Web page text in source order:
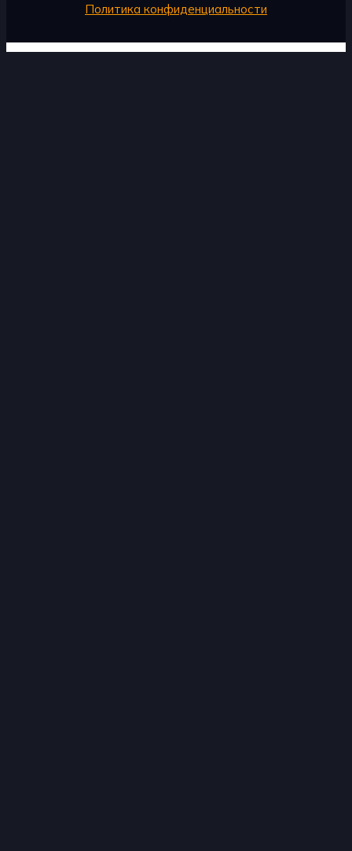
Политика конфиденциальности